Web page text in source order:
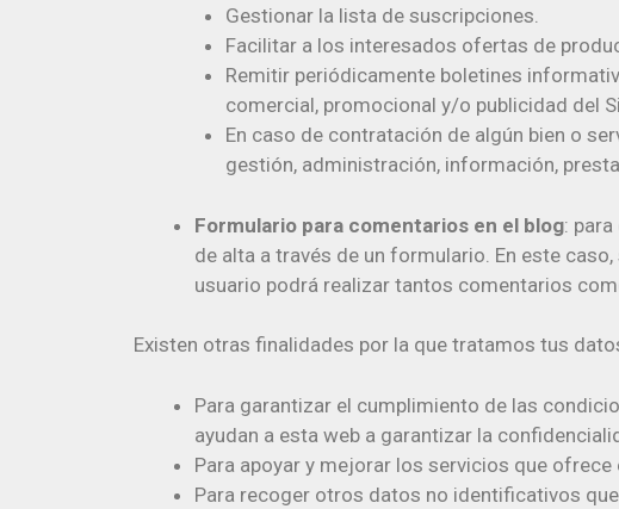
Gestionar la lista de suscripciones.
Facilitar a los interesados ofertas de
Remitir periódicamente boletines
comercial, promocional y/o publicidad del
En caso de contratación de algún bien o
gestión, administración, información,
Formulario para comentarios en el blog:
de alta a través de un formulario. En este
usuario podrá realizar tantos comentarios
Existen otras finalidades por la que tratamos tus
Para garantizar el cumplimiento de las
ayudan a esta web a garantizar la
Para apoyar y mejorar los servicios que ofrece
Para recoger otros datos no identificativos